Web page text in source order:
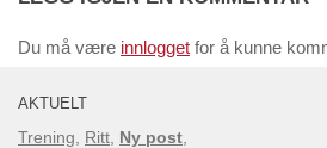
Du må være innlogget for å kunne
AKTUELT
Trening Ritt Ny post